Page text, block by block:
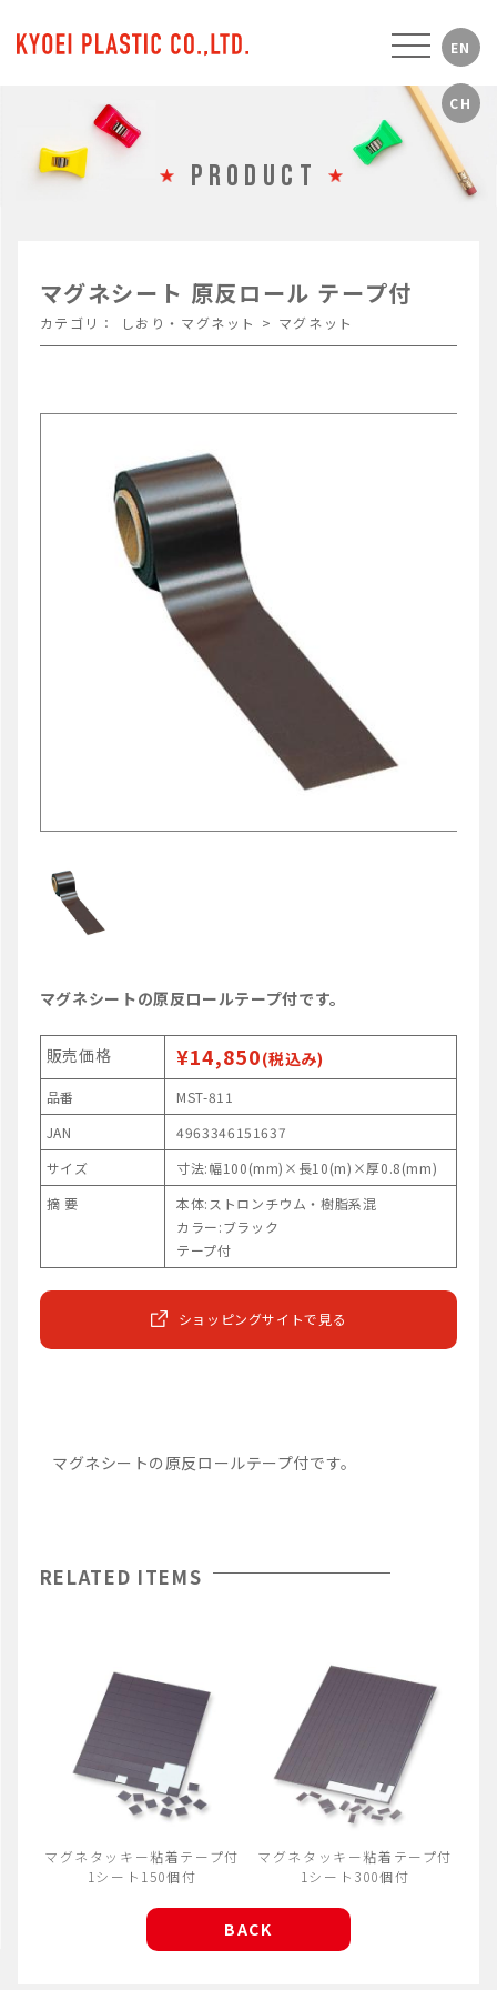
PRODUCT
マグネシート 原反ロール テープ付
カテゴリ： しおり・マグネット > マグネット
マグネシートの原反ロールテープ付です。
販売価格 ¥14,850(税込み)
品番
MST-811
JAN
4963346151637
サイズ
寸法:幅100(mm)×長10(m)×厚0.8(mm)
摘 要
本体:ストロンチウム・樹脂系混
カラー:ブラック
テープ付
ショッピングサイトで見る
マグネシートの原反ロールテープ付です。
RELATED ITEMS
マグネタッキー粘着テープ付
1シート150個付
マグネタッキー粘着テープ付
1シート300個付
BACK